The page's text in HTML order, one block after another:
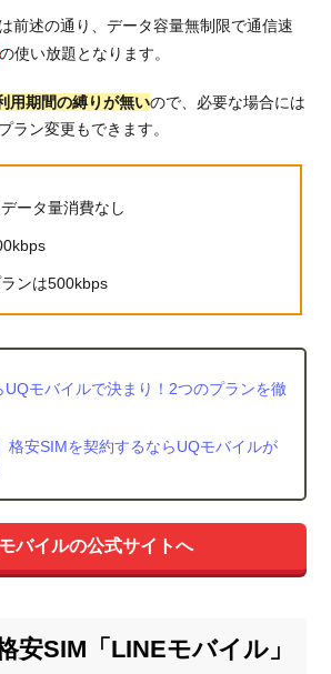
前述の通り、データ容量無制限で通信速
の使い放題となります。
用期間の縛りが無いので、必要な場合には
ラン変更もできます。
ータ量消費なし
ンは500kbps
UQモバイルで決まり！2つのプランを徹
格安SIMを契約するならUQモバイルが
バイルの公式サイトへ
安SIM「LINEモバイル」